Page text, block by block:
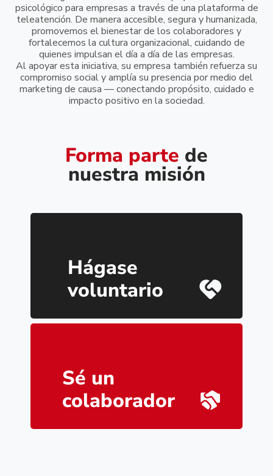
psicológico para empresas a través de una plataforma de
teleatención. De manera accesible, segura y humanizada,
promovemos el bienestar de los colaboradores y
fortalecemos la cultura organizacional, cuidando de
quienes impulsan el día a día de las empresas.
Al apoyar esta iniciativa, su empresa también refuerza su
compromiso social y amplía su presencia por medio del
marketing de causa — conectando propósito, cuidado e
impacto positivo en la sociedad.
Forma parte de
nuestra misión
Hágase
voluntario
Sé un
colaborador